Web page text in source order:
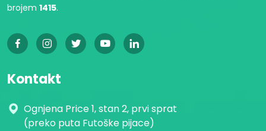
brojem 1415.
Kontakt
Ognjena Price 1, stan 2, prvi sprat
(preko puta Futoške pijace)